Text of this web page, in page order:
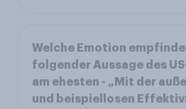
Welche Emotion
folgender Aussage des
am ehesten - „Mit der
und beispiellosen